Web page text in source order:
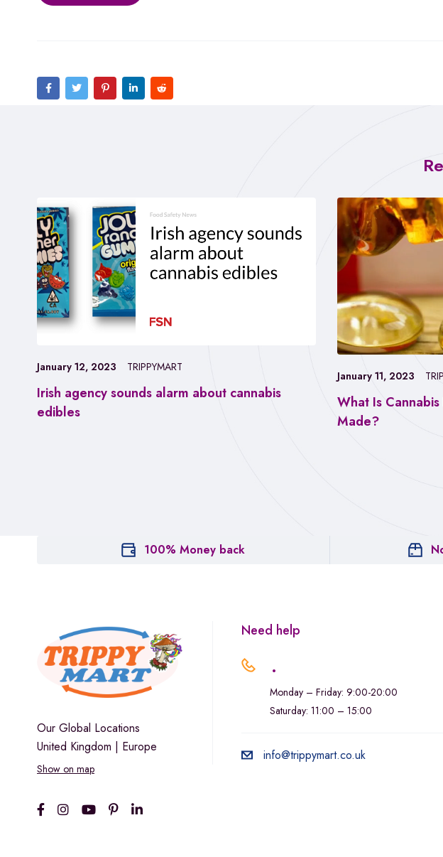
Irish agency sounds alarm about cannabis
edibles
January 12, 2023 TRIPPYMART
What Is
Made?
January 11, 2023
100% Money back
Our Global Locations
United Kingdom | Europe
Show on map
Need help
.
Monday – Friday: 9:00-20:00
Saturday: 11:00 – 15:00
info@trippymart.co.uk